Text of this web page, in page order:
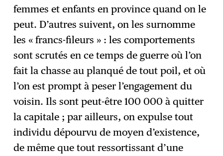
femmes et enfants en province quand on le
peut. D’autres suivent, on les surnomme
les « francs-fileurs » : les comportements
sont scrutés en ce temps de guerre où l’on
fait la chasse au planqué de tout poil, et où
l’on est prompt à peser l’engagement du
voisin. Ils sont peut-être 100 000 à quitter
la capitale ; par ailleurs, on expulse tout
individu dépourvu de moyen d’existence,
de même que tout ressortissant d’une